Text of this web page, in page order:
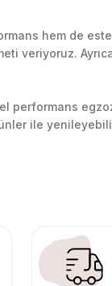
hem de
veriyoruz.
performans
ile
ömürlüdür.